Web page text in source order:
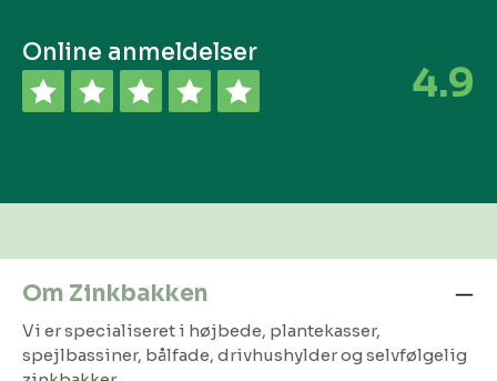
Online anmeldelser
4.9
Om Zinkbakken
Vi er specialiseret i højbede, plantekasser,
spejlbassiner, bålfade, drivhushylder og selvfølgelig